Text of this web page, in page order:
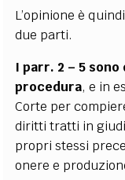
L’opinione è
due parti.
I parr. 2 – 5
procedura, e in
Corte per
diritti tratti in
propri stessi
onere e